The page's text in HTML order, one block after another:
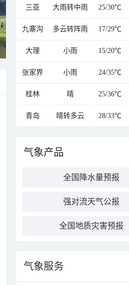
三亚 大雨转中雨 25/30℃
九寨沟 多云转阵雨 17/29℃
大理 小雨 15/20℃
张家界 小雨 24/35℃
桂林 晴 25/36℃
青岛 晴转多云 28/33℃
气象产品
全国降水量预报
强对流天气公报
全国地质灾害预报
气象服务